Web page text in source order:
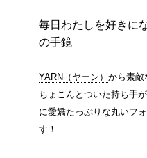
毎日わたしを好きに
の手鏡
YARN（ヤーン） から素敵
ちょこんとついた持ち手
に愛嬌たっぷりな丸いフ
す！